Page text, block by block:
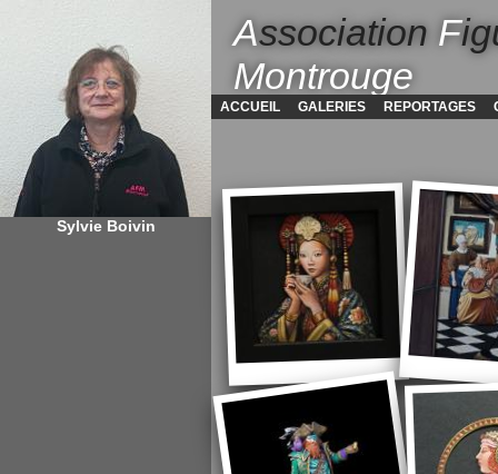
Association F
Montrouge
ACCUEIL GALERIES REPORTAGES
Sylvie Boivin